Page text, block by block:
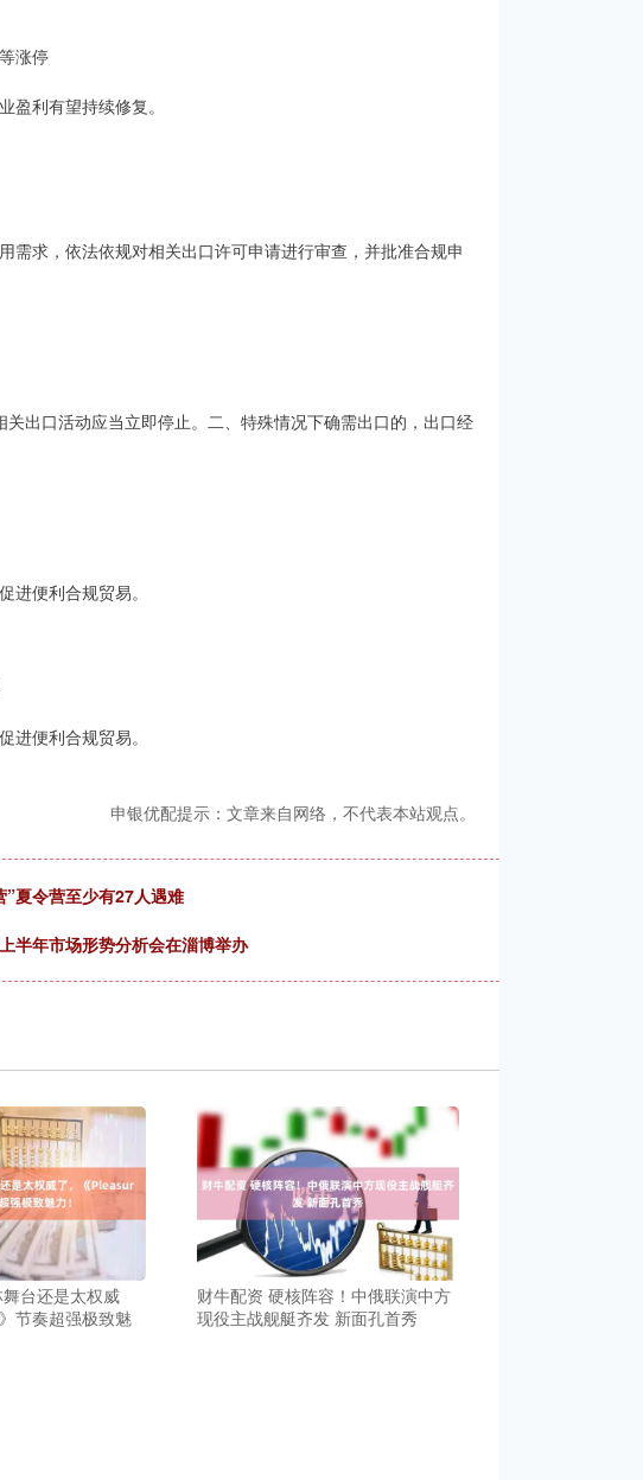
涨停
盈利有望持续修复。
求，依法依规对相关出口许可申请进行审查，并批准合规申
出口活动应当立即停止。二、特殊情况下确需出口的，出口经
进便利合规贸易。
进便利合规贸易。
申银优配提示：文章来自网络，不代表本站观点。
夏令营至少有27人遇难
半年市场形势分析会在淄博举办
台还是太权威
节奏超强极致魅
财牛配资 硬核阵容！中俄联演中方
现役主战舰艇齐发 新面孔首秀